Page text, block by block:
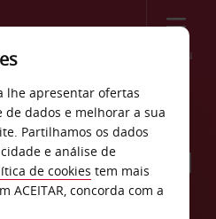
Menu
Nacional
lhe apresentar ofertas
de dados e melhorar a sua
Partilhamos os dados
e análise de
de cookies tem mais
ACEITAR, concorda com a